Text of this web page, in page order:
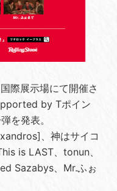
際展示場にて開催さ
by Tポイン
を発表。
、神はサイコ
is LAST、tonun、
Sazabys、Mr.ふぉ